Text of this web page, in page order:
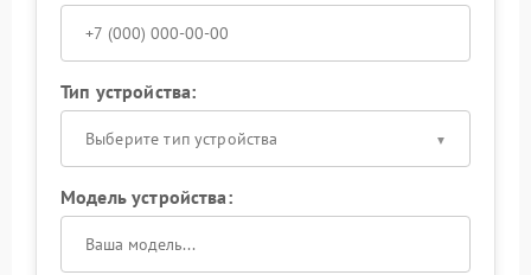
Тип устройства:
Выберите тип устройства
Модель устройства: